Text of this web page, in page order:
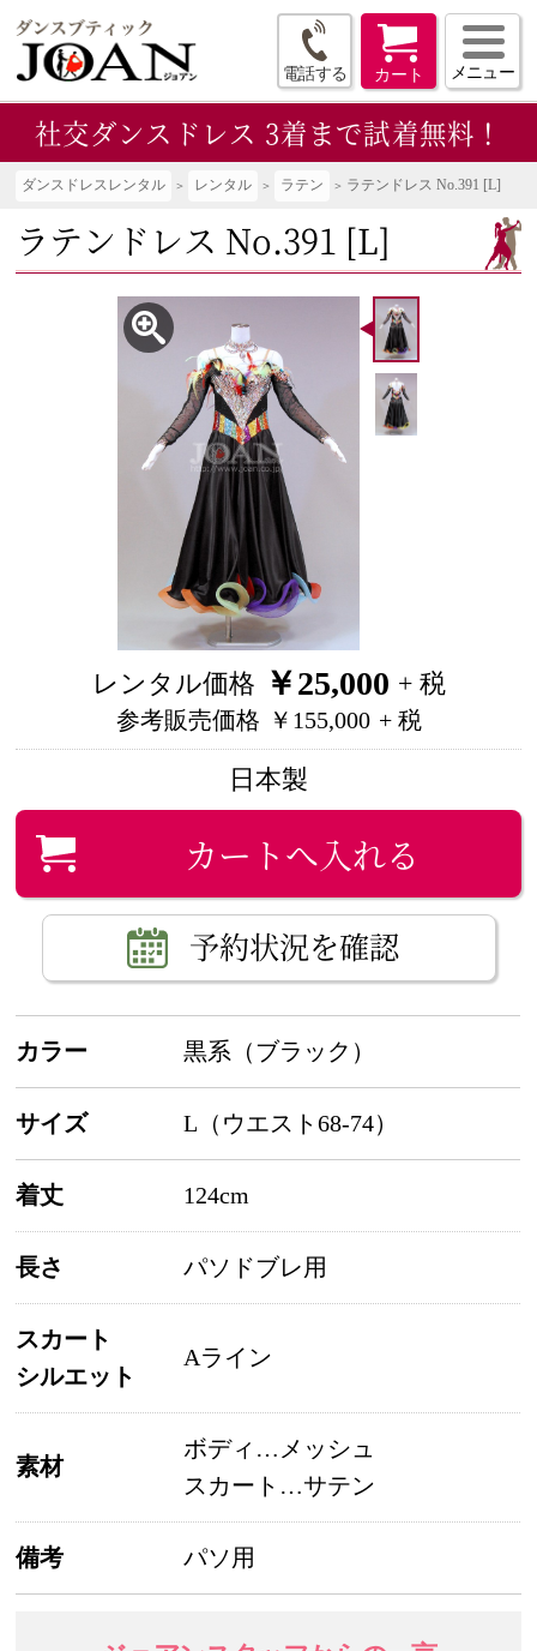
電話する カート メニュー
社交ダンスドレス 3着まで試着無料！
ダンスドレスレンタル レンタル ラテン ラテンドレス No.391 [L]
ラテンドレス No.391 [L]
レンタル価格 ￥25,000 + 税
参考販売価格 ￥155,000 + 税
日本製
カートへ入れる
予約状況を確認
カラー 黒系（ブラック）
サイズ L（ウエスト68-74）
着丈 124cm
長さ パソドブレ用
スカート
シルエット
Aライン
素材
ボディ…メッシュ
スカート…サテン
備考 パソ用